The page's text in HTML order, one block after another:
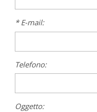
* E-mail:
Telefono:
Oggetto: